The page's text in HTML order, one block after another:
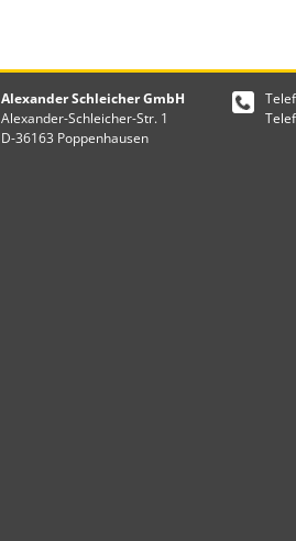
Alexander Schleicher GmbH
Alexander-Schleicher-Str. 1
D-36163 Poppenhausen